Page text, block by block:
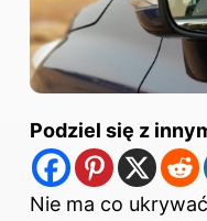
Podziel się z
Nie ma co